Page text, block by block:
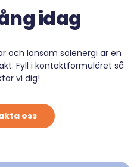
idag
och lönsam solenergi är en
Fyll i kontaktformuläret så
vi dig!
oss